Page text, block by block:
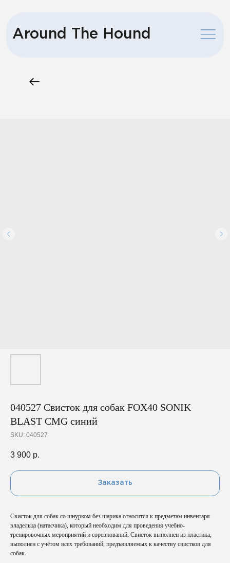
Around The Hound
040527 Свисток для собак FOX40 SONIK
BLAST CMG синий
SKU: 040527
3 900 р.
Заказать
Свисток для собак со шнурком без шарика относится к предметам инвентаря
владельца (натасчика), который необходим для проведения учебно-
тренировочных мероприятий и соревнований. Свисток выполнен из пластика,
выполнен с учётом всех требований, предъявляемых к качеству свистков для
собак.